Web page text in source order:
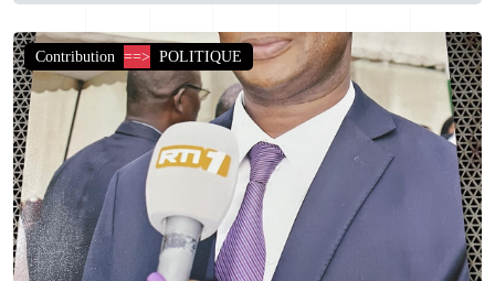
Contribution ==> POLITIQUE